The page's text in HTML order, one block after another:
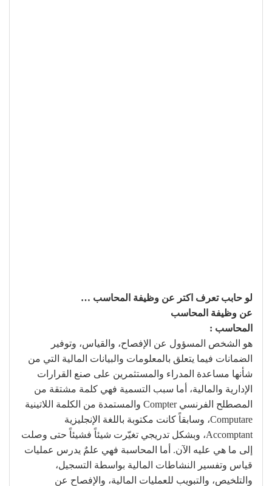
لو حابب تعرف اكتر عن وظيفة المحاسب …
عن وظيفة المحاسب
المحاسب :
هو الشخص المسؤول عن الإفصاح، والقياس، وتوفير
الضمانات فيما يتعلق بالمعلومات والبيانات المالية التي من
شأنها مساعدة المدراء والمستثمرين على صنع القرارات
الإدارية والمالية، أما سبب التسمية فهي كلمة مشتقة من
المصطلح الفرنسي Compter والمستمدة من الكلمة اللاتينية
Computare، وسابقاً كانت مكتوبة باللغة الإنجليزية
Accomptant، وبشكل تدريجي تغيّرت شيئاً فشيئاً حتى وصلت
إلى ما هي عليه الآن. أما المحاسبة فهي علمٌ يدرس عمليات
قياس وتفسير النشاطات المالية بواسطة التسجيل،
والتلخيص، والتبويب للعمليات المالية، والإفصاح عن